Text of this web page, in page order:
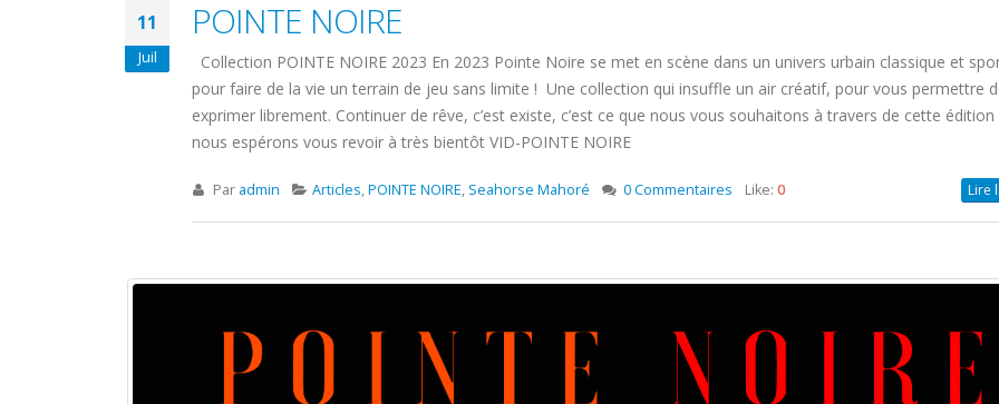
11 POINTE NOIRE
Collection POINTE NOIRE 2023 En 2023 Pointe Noire se met en scène dans un univers urbain classique et
pour faire de la vie un terrain de jeu sans limite ! Une collection qui insuffle un air créatif, pour vous permettre
exprimer librement. Continuer de rêve, c’est existe, c’est ce que nous vous souhaitons à travers de cette édition
nous espérons vous revoir à très bientôt VID-POINTE NOIRE